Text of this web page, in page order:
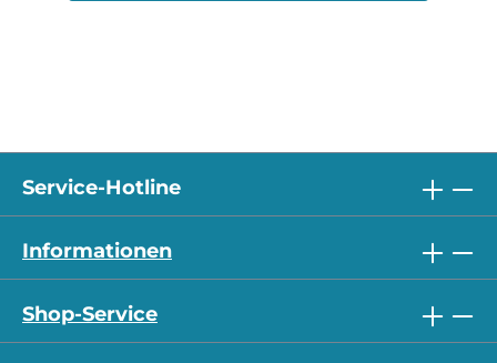
Service-Hotline
Informationen
Shop-Service